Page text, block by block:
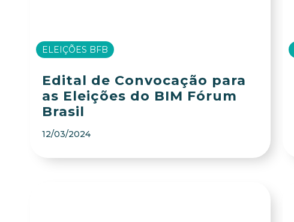
ELEIÇÕES BFB
Edital de Convocação para
as Eleições do BIM Fórum
Brasil
12/03/2024